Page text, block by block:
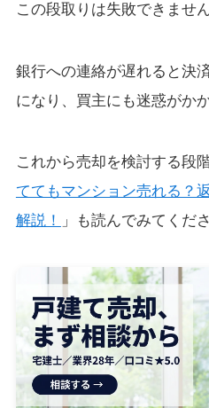
この段取りは失敗できません
銀行への連絡が遅れると決
になり、買主にも迷惑がか
これから売却を検討する段
ててもマンション売れる？
解説！
」も読んでみてくださ